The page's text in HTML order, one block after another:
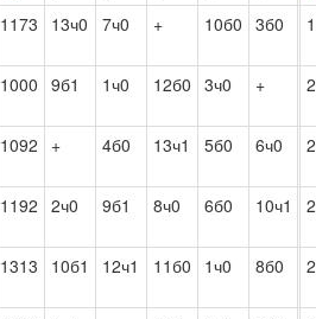
1173 13ч0 7ч0 + 10б0 3б0
1000 9б1 1ч0 12б0 3ч0 +
1092 + 4б0 13ч1 5б0 6ч0
1192 2ч0 9б1 8ч0 6б0 10ч1
1313 10б1 12ч1 11б0 1ч0 8б0